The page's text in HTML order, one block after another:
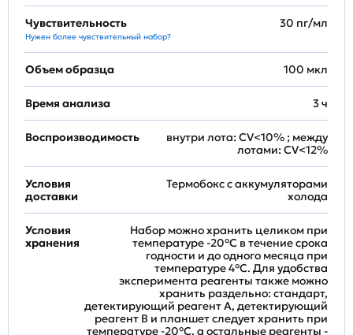
Чувствительность
Нужен более чувствительный набор?
30 пг/мл
Объем образца 100 мкл
Время анализа 3 ч
Воспроизводимость
внутри лота: CV<10% ; между
лотами: CV<12%
Условия
доставки
Термобокс с аккумуляторами
холода
Условия
хранения
Набор можно хранить целиком при
температуре -20°C в течение срока
годности и до одного месяца при
температуре 4°C. Для удобства
эксперимента реагенты также можно
хранить раздельно: стандарт,
детектирующий реагент A, детектирующий
реагент B и планшет следует хранить при
температуре -20°C, а остальные реагенты -